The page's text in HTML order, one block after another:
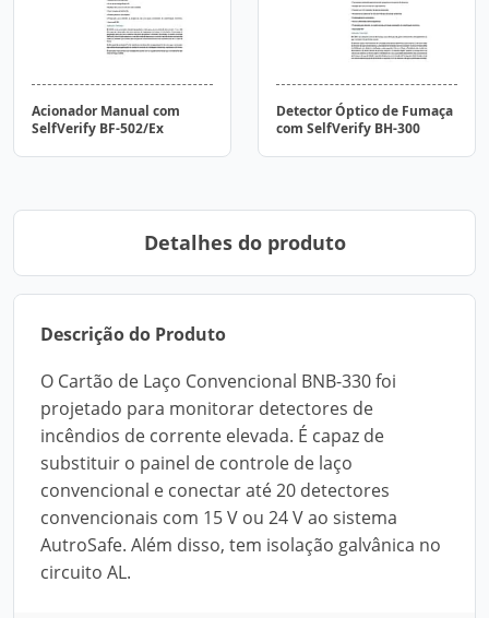
Acionador Manual com
SelfVerify BF-502/Ex
Detector Óptico de Fumaça
com SelfVerify BH-300
Detalhes do produto
Descrição do Produto
O Cartão de Laço Convencional BNB-330 foi
projetado para monitorar detectores de
incêndios de corrente elevada. É capaz de
substituir o painel de controle de laço
convencional e conectar até 20 detectores
convencionais com 15 V ou 24 V ao sistema
AutroSafe. Além disso, tem isolação galvânica no
circuito AL.